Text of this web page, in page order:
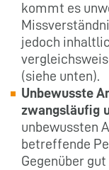
kommt es
jedoch
(siehe unten).
Unbewusste
zwangsläufig
unbewussten
betreffende
Gegenüber